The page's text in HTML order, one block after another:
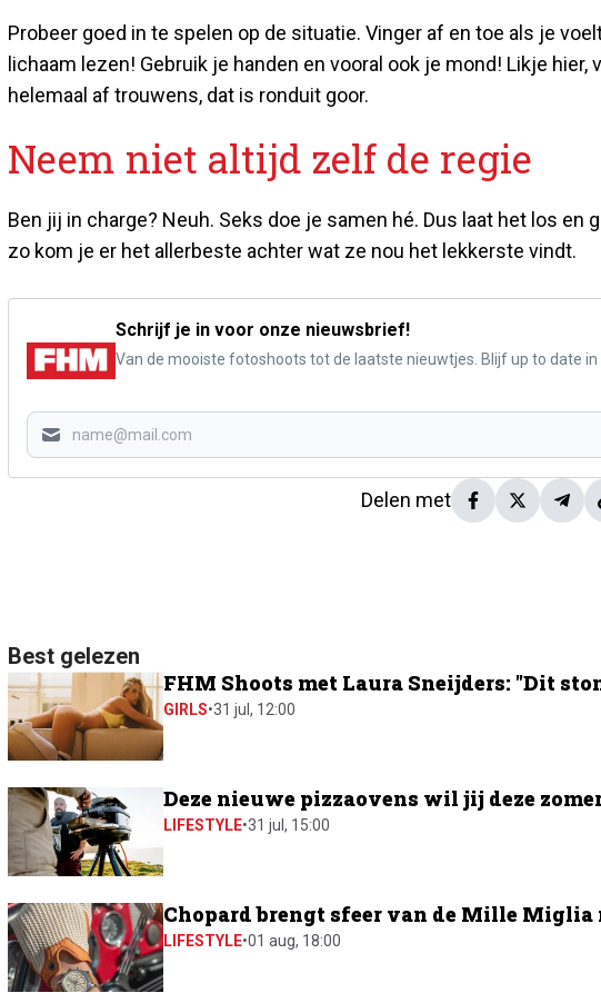
Probeer goed in te spelen op de situatie. Vinger af en toe als je
lichaam lezen! Gebruik je handen en vooral ook je mond! Likje
helemaal af trouwens, dat is ronduit goor.
Neem niet altijd zelf de regie
Ben jij in charge? Neuh. Seks doe je samen hé. Dus laat het los
zo kom je er het allerbeste achter wat ze nou het lekkerste vindt.
Schrijf je in voor onze nieuwsbrief!
Van de mooiste fotoshoots tot de laatste nieuwtjes. Blijf up to date
Delen met
Best gelezen
FHM Shoots met Laura Sneijders: "Dit
GIRLS•31 jul, 12:00
Deze nieuwe pizzaovens wil jij deze
LIFESTYLE•31 jul, 15:00
Chopard brengt sfeer van de Mille Miglia
LIFESTYLE•01 aug, 18:00